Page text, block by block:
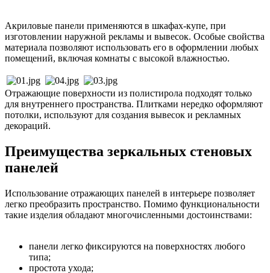
Акриловые панели применяются в шкафах-купе, при
изготовлении наружной рекламы и вывесок. Особые свойства
материала позволяют использовать его в оформлении любых
помещений, включая комнаты с высокой влажностью.
Отражающие поверхности из полистирола подходят только
для внутреннего пространства. Плитками нередко оформляют
потолки, используют для создания вывесок и рекламных
декораций.
Преимущества зеркальных стеновых
панелей
Использование отражающих панелей в интерьере позволяет
легко преобразить пространство. Помимо функциональности
такие изделия обладают многочисленными достоинствами:
панели легко фиксируются на поверхностях любого
типа;
простота ухода;